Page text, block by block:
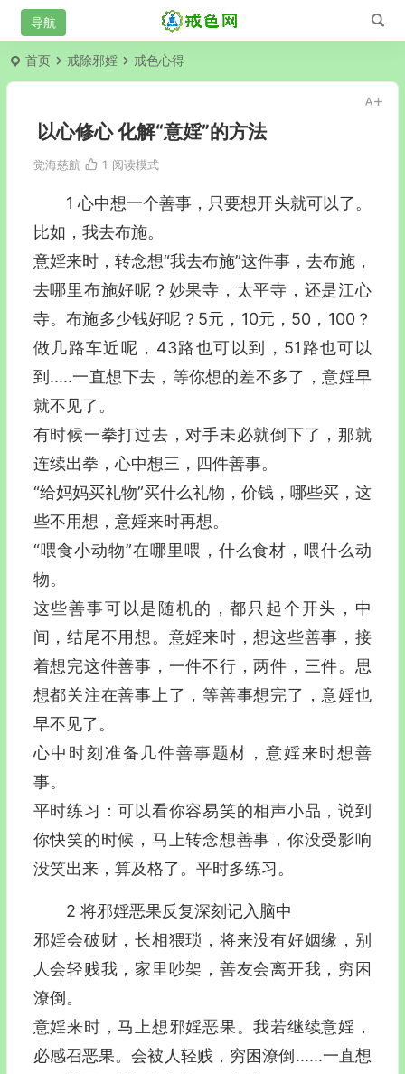
首页 戒除邪婬 戒色心得
以心修心 化解“意婬”的方法
觉海慈航 1 阅读模式
1 心中想一个善事，只要想开头就可以了。
比如，我去布施。
意婬来时，转念想“我去布施”这件事，去布施，
去哪里布施好呢？妙果寺，太平寺，还是江心
寺。布施多少钱好呢？5元，10元，50，100？
做几路车近呢，43路也可以到，51路也可以
到.....一直想下去，等你想的差不多了，意婬早
就不见了。
有时候一拳打过去，对手未必就倒下了，那就
连续出拳，心中想三，四件善事。
“给妈妈买礼物”买什么礼物，价钱，哪些买，这
些不用想，意婬来时再想。
“喂食小动物”在哪里喂，什么食材，喂什么动
物。
这些善事可以是随机的，都只起个开头，中
间，结尾不用想。意婬来时，想这些善事，接
着想完这件善事，一件不行，两件，三件。思
想都关注在善事上了，等善事想完了，意婬也
早不见了。
心中时刻准备几件善事题材，意婬来时想善
事。
平时练习：可以看你容易笑的相声小品，说到
你快笑的时候，马上转念想善事，你没受影响
没笑出来，算及格了。平时多练习。
2 将邪婬恶果反复深刻记入脑中
邪婬会破财，长相猥琐，将来没有好姻缘，别
人会轻贱我，家里吵架，善友会离开我，穷困
潦倒。
意婬来时，马上想邪婬恶果。我若继续意婬，
必感召恶果。会被人轻贱，穷困潦倒......一直想